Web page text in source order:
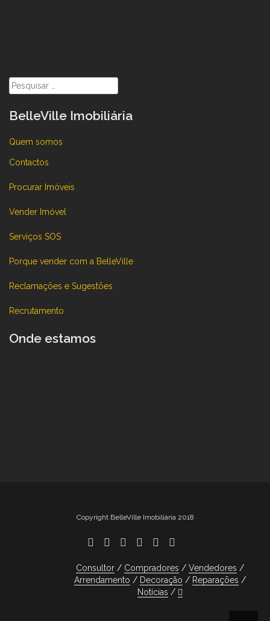
Pesquisar
por:
BelleVille Imobiliária
Quem somos
Contactos
Procurar Imóveis
Vender Imóvel
Serviços SOS
Porque vender com a BelleVille
Reclamações e Sugestões
Recrutamento
Onde estamos
Copyright BelleVille Imobiliária 2018
Consultor Compradores
Vendedores
Arrendamento
Decoração
Reparações
Notícias